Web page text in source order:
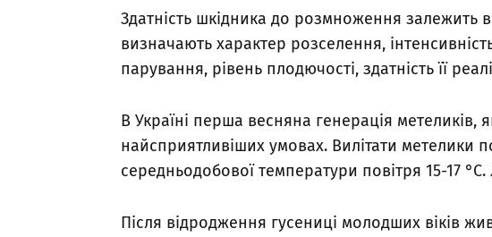
Здатність шкідника до розмноження залежить
визначають характер розселення,
парування, рівень плодючості, здатність її
В Україні перша весняна генерація метеликів,
найсприятливіших умовах. Вилітати метелики
середньодобової температури повітря 15-17
Після відродження гусениці молодших віків